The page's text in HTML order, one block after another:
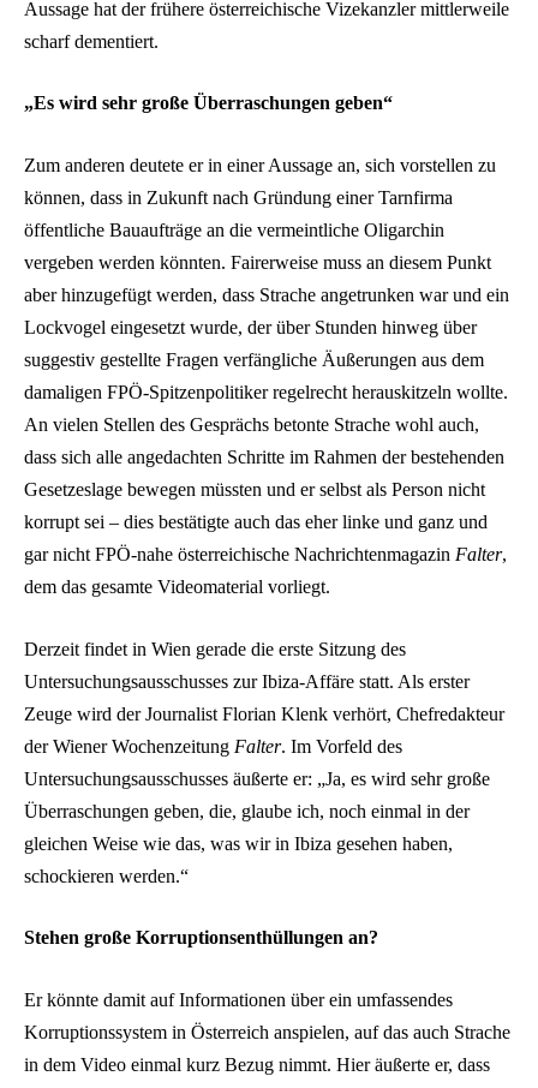
Aussage hat der frühere österreichische Vizekanzler mittlerweile
scharf dementiert.
„Es wird sehr große Überraschungen geben“
Zum anderen deutete er in einer Aussage an, sich vorstellen zu
können, dass in Zukunft nach Gründung einer Tarnfirma
öffentliche Bauaufträge an die vermeintliche Oligarchin
vergeben werden könnten. Fairerweise muss an diesem Punkt
aber hinzugefügt werden, dass Strache angetrunken war und ein
Lockvogel eingesetzt wurde, der über Stunden hinweg über
suggestiv gestellte Fragen verfängliche Äußerungen aus dem
damaligen FPÖ-Spitzenpolitiker regelrecht herauskitzeln wollte.
An vielen Stellen des Gesprächs betonte Strache wohl auch,
dass sich alle angedachten Schritte im Rahmen der bestehenden
Gesetzeslage bewegen müssten und er selbst als Person nicht
korrupt sei – dies bestätigte auch das eher linke und ganz und
gar nicht FPÖ-nahe österreichische Nachrichtenmagazin Falter,
dem das gesamte Videomaterial vorliegt.
Derzeit findet in Wien gerade die erste Sitzung des
Untersuchungsausschusses zur Ibiza-Affäre statt. Als erster
Zeuge wird der Journalist Florian Klenk verhört, Chefredakteur
der Wiener Wochenzeitung Falter. Im Vorfeld des
Untersuchungsausschusses äußerte er: „Ja, es wird sehr große
Überraschungen geben, die, glaube ich, noch einmal in der
gleichen Weise wie das, was wir in Ibiza gesehen haben,
schockieren werden.“
Stehen große Korruptionsenthüllungen an?
Er könnte damit auf Informationen über ein umfassendes
Korruptionssystem in Österreich anspielen, auf das auch Strache
in dem Video einmal kurz Bezug nimmt. Hier äußerte er, dass